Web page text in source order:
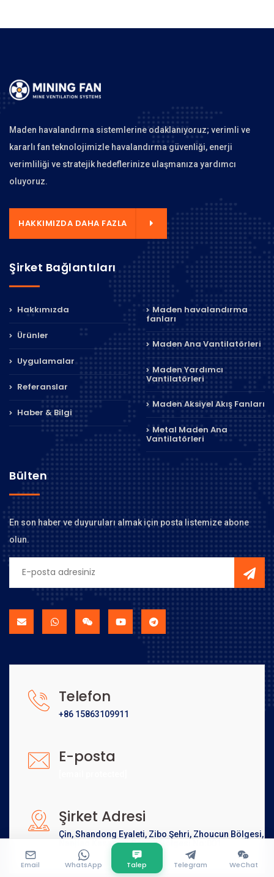
Maden havalandırma sistemlerine odaklanıyoruz; verimli ve
kararlı fan teknolojimizle havalandırma güvenliği, enerji
verimliliği ve stratejik hedeflerinize ulaşmanıza yardımcı
oluyoruz.
HAKKIMIZDA DAHA FAZLA
Şirket Bağlantıları
Hakkımızda
Ürünler
Uygulamalar
Referanslar
Haber & Bilgi
Maden havalandırma
fanları
Maden Ana Vantilatörleri
Maden Yardımcı
Vantilatörleri
Maden Aksiyel Akış Fanları
Metal Maden Ana
Vantilatörleri
Bülten
En son haber ve duyuruları almak için posta listemize abone
olun.
Telefon
+86 15863109911
E-posta
Şirket Adresi
Çin, Shandong Eyaleti, Zibo Şehri, Zhoucun Bölgesi,
Nanjiao Kasabası Sanayi Bölgesi No:001
Email WhatsApp Talep Telegram WeChat